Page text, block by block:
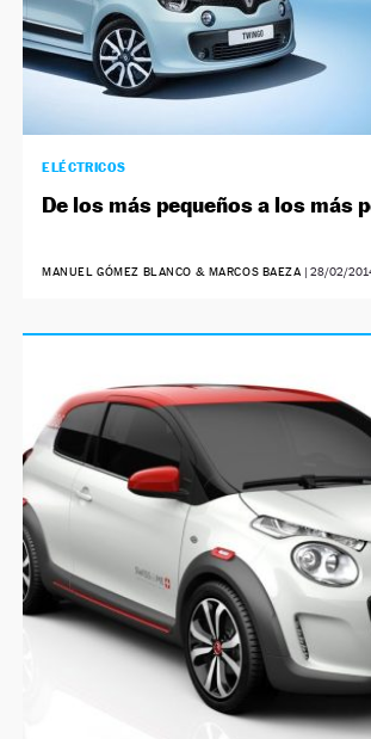
ELÉCTRICOS
De los más pequeños a los más
MANUEL GÓMEZ BLANCO & MARCOS BAEZA | 28/02/